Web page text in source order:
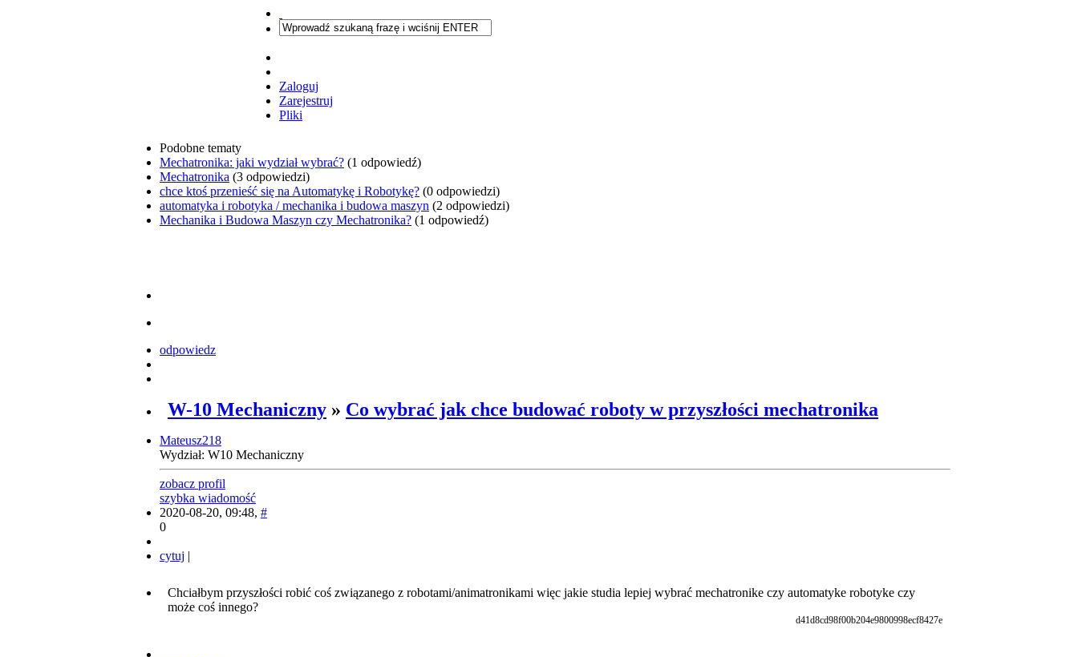
Zaloguj
Zarejestruj
Pliki
Podobne tematy
Mechatronika: jaki wydział wybrać? (1 odpowiedź)
Mechatronika (3 odpowiedzi)
chce ktoś przenieść się na Automatykę i Robotykę? (0 odpowiedzi)
automatyka i robotyka / mechanika i budowa maszyn (2 odpowiedzi)
Mechanika i Budowa Maszyn czy Mechatronika? (1 odpowiedź)
odpowiedz
W-10 Mechaniczny » Co wybrać jak chce budować roboty w przyszłości mechatronika
Mateusz218
Wydział: W10 Mechaniczny
zobacz profil
szybka wiadomość
2020-08-20, 09:48, #
0
cytuj |
Chciałbym przyszłości robić coś związanego z robotami/animatronikami więc jakie studia lepiej wybrać mechatronike czy automatyke robotyke czy
może coś innego?
d41d8cd98f00b204e9800998ecf8427e